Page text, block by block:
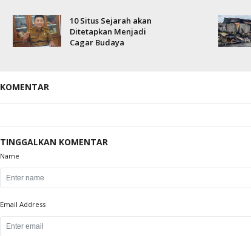
10 Situs Sejarah akan
Ditetapkan Menjadi
Cagar Budaya
KOMENTAR
TINGGALKAN KOMENTAR
Name
Email Address